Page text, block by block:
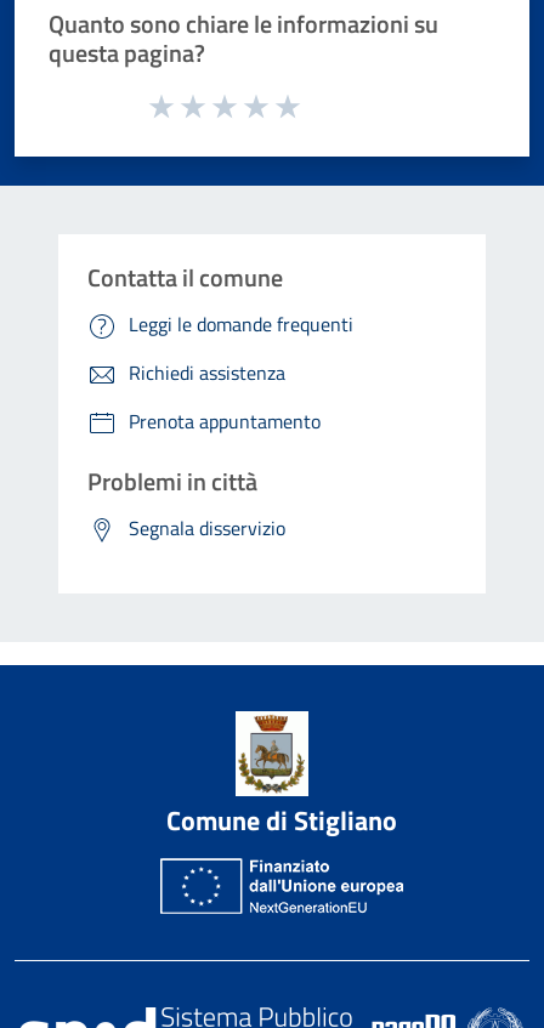
Quanto sono chiare le informazioni su
questa pagina?
Valuta da 1 a 5 stelle la pagina
Contatta il comune
Leggi le domande frequenti
Richiedi assistenza
Prenota appuntamento
Problemi in città
Segnala disservizio
Comune di Stigliano